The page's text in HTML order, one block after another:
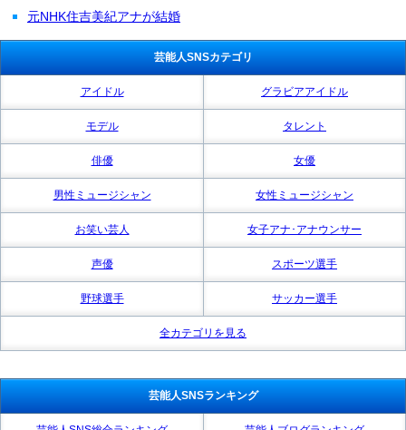
元NHK住吉美紀アナが結婚
芸能人SNSカテゴリ
アイドル グラビアアイドル
モデル タレント
俳優 女優
男性ミュージシャン 女性ミュージシャン
お笑い芸人 女子アナ･アナウンサー
声優 スポーツ選手
野球選手 サッカー選手
全カテゴリを見る
芸能人SNSランキング